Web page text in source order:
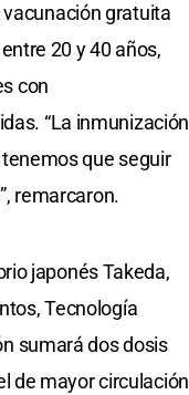
gratuita
20 y 40 años,
con
“La inmunización
que seguir
remarcaron.
japonés Takeda,
Tecnología
sumará dos dosis
de mayor circulación